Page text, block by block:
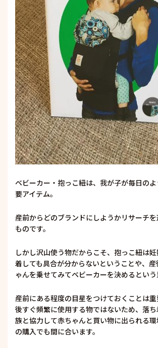
ベビーカー・抱っこ紐は、我が子が毎日の
要アイテム。
産前からどのブランドにしようかリサーチ
ものです。
しかし沢山使う物だからこそ、抱っこ紐は
着しても具合が分からないということや、
ゃんを乗せてみてベビーカーを決めるという
産前にある程度の目星をつけておくことは
後すぐ頻繁に使用する物ではないため、落
族と協力して赤ちゃんと買い物に出られる
の購入でも間に合います。